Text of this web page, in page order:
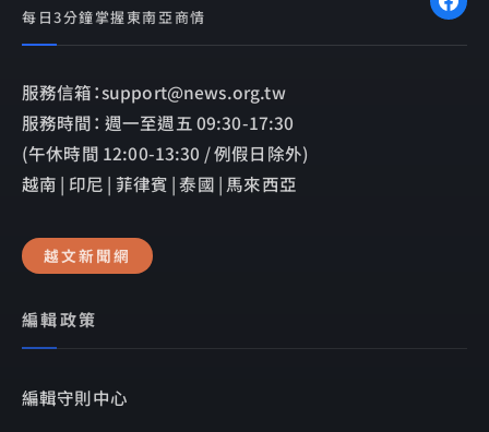
每日3分鐘掌握東南亞商情
服務信箱：support@news.org.tw
服務時間： 週一至週五 09:30-17:30
(午休時間 12:00-13:30 / 例假日除外)
越南 | 印尼 | 菲律賓 | 泰國 | 馬來西亞
越文新聞網
編輯政策
編輯守則中心